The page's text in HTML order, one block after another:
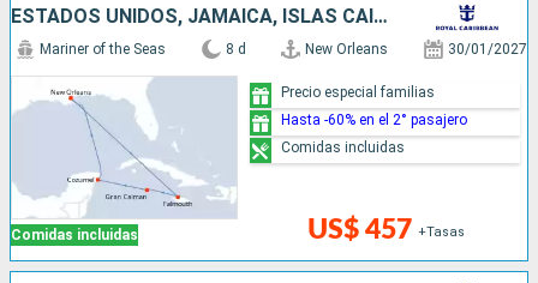
ESTADOS UNIDOS, JAMAICA, ISLAS CAIMÁN, MÉXICO
Comidas incluidas
Mariner of the Seas 8 d New Orleans 30/01/2027
US$ 457 +Tasas
Precio especial familias
Hasta -60% en el 2° pasajero
Comidas incluidas